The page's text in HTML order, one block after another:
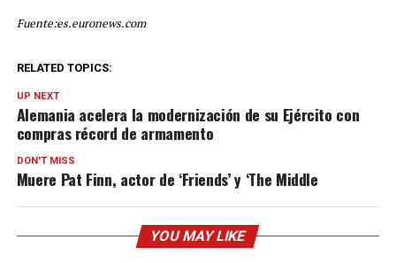
Fuente:es.euronews.com
RELATED TOPICS:
UP NEXT
Alemania acelera la modernización de su Ejército con
compras récord de armamento
DON'T MISS
Muere Pat Finn, actor de ‘Friends’ y ‘The Middle
YOU MAY LIKE